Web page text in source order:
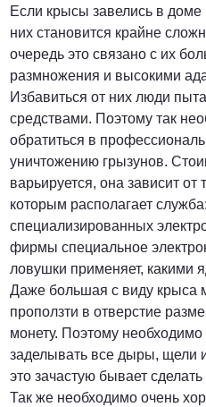
Если крысы завелись в доме
них становится крайне
очередь это связано с их
размножения и высокими
Избавиться от них люди
средствами. Поэтому так
обратиться в
уничтожению грызунов.
варьируется, она зависит от
которым располагает
специализированных
фирмы специальное
ловушки применяет, какими
Даже большая с виду крыса
проползти в отверстие
монету. Поэтому
заделывать все дыры, щели
это зачастую бывает
Так же необходимо очень